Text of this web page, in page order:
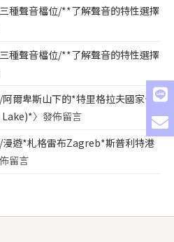
種聲音檔位/**了解聲音的特性選擇
種聲音檔位/**了解聲音的特性選擇
爾卑斯山下的*特里格拉夫國家公
〉發佈留言
漫遊*札格雷布Zagreb*斯普利特港
留言